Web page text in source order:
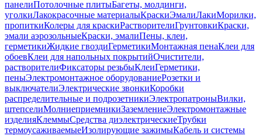
панелиПотолочные плитыБагеты, молдинги,
уголкиЛакокрасочные материалыКраскиЭмалиЛакиМорилки,
пропиткиКолеры для краскиРастворителиГрунтовкиКраски,
эмали аэрозольныеКраски, эмалиПены, клеи,
герметикиЖидкие гвоздиГерметикиМонтажная пенаКлеи для
обоевКлеи для напольных покрытийОчистители,
растворителиФиксаторы резьбыКлеиГерметики,
пеныЭлектромонтажное оборудованиеРозетки и
выключателиЭлектрические звонкиКоробки
распределительные и подрозетникиЭлектропатроныВилки,
штепселиМолниеприемникиЗаземлениеЭлектромонтажные
изделияКлеммыСредства диэлектрическиеТрубки
термоусаживаемыеИзолирующие зажимыКабель и системы